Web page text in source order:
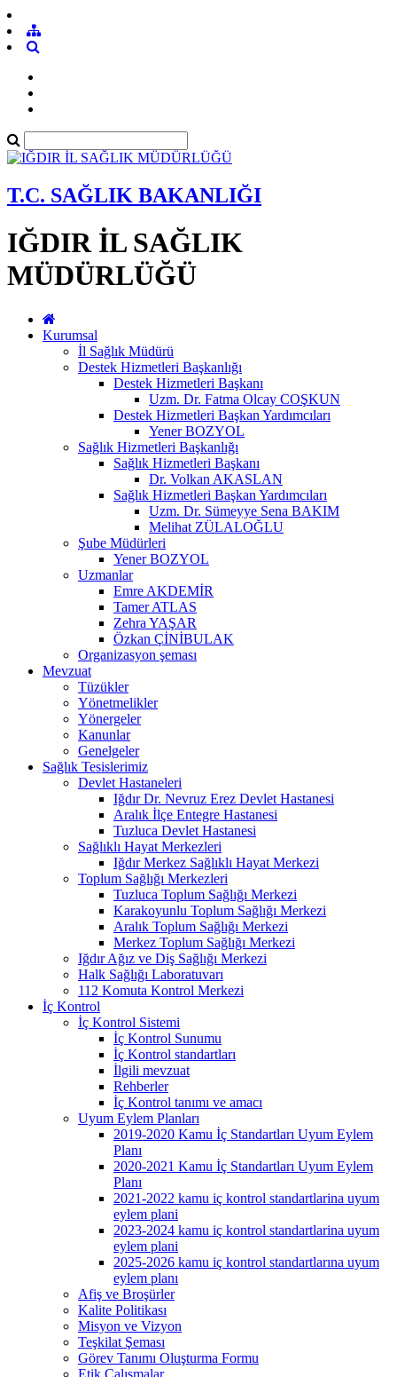
T.C. SAĞLIK BAKANLIĞI
IĞDIR İL SAĞLIK
MÜDÜRLÜĞÜ
Kurumsal
İl Sağlık Müdürü
Destek Hizmetleri Başkanlığı
Destek Hizmetleri Başkanı
Uzm. Dr. Fatma Olcay COŞKUN
Destek Hizmetleri Başkan Yardımcıları
Yener BOZYOL
Sağlık Hizmetleri Başkanlığı
Sağlık Hizmetleri Başkanı
Dr. Volkan AKASLAN
Sağlık Hizmetleri Başkan Yardımcıları
Uzm. Dr. Sümeyye Sena BAKIM
Melihat ZÜLALOĞLU
Şube Müdürleri
Yener BOZYOL
Uzmanlar
Emre AKDEMİR
Tamer ATLAS
Zehra YAŞAR
Özkan ÇİNİBULAK
Organizasyon şeması
Mevzuat
Tüzükler
Yönetmelikler
Yönergeler
Kanunlar
Genelgeler
Sağlık Tesislerimiz
Devlet Hastaneleri
Iğdır Dr. Nevruz Erez Devlet Hastanesi
Aralık İlçe Entegre Hastanesi
Tuzluca Devlet Hastanesi
Sağlıklı Hayat Merkezleri
Iğdır Merkez Sağlıklı Hayat Merkezi
Toplum Sağlığı Merkezleri
Tuzluca Toplum Sağlığı Merkezi
Karakoyunlu Toplum Sağlığı Merkezi
Aralık Toplum Sağlığı Merkezi
Merkez Toplum Sağlığı Merkezi
Iğdır Ağız ve Diş Sağlığı Merkezi
Halk Sağlığı Laboratuvarı
112 Komuta Kontrol Merkezi
İç Kontrol
İç Kontrol Sistemi
İç Kontrol Sunumu
İç Kontrol standartları
İlgili mevzuat
Rehberler
İç Kontrol tanımı ve amacı
Uyum Eylem Planları
2019-2020 Kamu İç Standartları Uyum Eylem
Planı
2020-2021 Kamu İç Standartları Uyum Eylem
Planı
2021-2022 kamu iç kontrol standartlarina uyum
eylem plani
2023-2024 kamu iç kontrol standartlarina uyum
eylem plani
2025-2026 kamu iç kontrol standartlarına uyum
eylem planı
Afiş ve Broşürler
Kalite Politikası
Misyon ve Vizyon
Teşkilat Şeması
Görev Tanımı Oluşturma Formu
Etik Çalışmalar